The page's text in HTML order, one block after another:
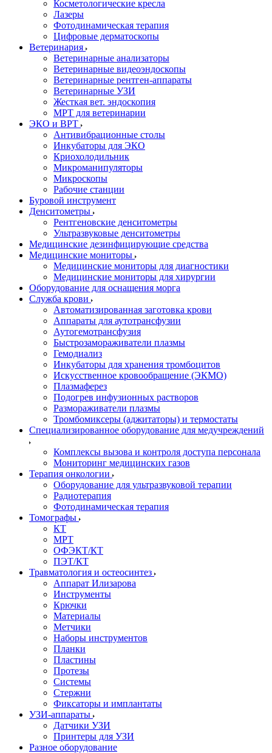
Косметологические кресла
Лазеры
Фотодинамическая терапия
Цифровые дерматоскопы
Ветеринария
Ветеринарные анализаторы
Ветеринарные видеоэндоскопы
Ветеринарные рентген-аппараты
Ветеринарные УЗИ
Жесткая вет. эндоскопия
МРТ для ветеринарии
ЭКО и ВРТ
Антивибрационные столы
Инкубаторы для ЭКО
Криохолодильник
Микроманипуляторы
Микроскопы
Рабочие станции
Буровой инструмент
Денситометры
Рентгеновские денситометры
Ультразвуковые денситометры
Медицинские дезинфицирующие средства
Медицинские мониторы
Медицинские мониторы для диагностики
Медицинские мониторы для хирургии
Оборудование для оснащения морга
Служба крови
Автоматизированная заготовка крови
Аппараты для аутотрансфузии
Аутогемотрансфузия
Быстрозамораживатели плазмы
Гемодиализ
Инкубаторы для хранения тромбоцитов
Искусственное кровообращение (ЭКМО)
Плазмаферез
Подогрев инфузионных растворов
Размораживатели плазмы
Тромбомиксеры (аджитаторы) и термостаты
Специализированное оборудование для медучреждений
Комплексы вызова и контроля доступа персонала
Мониторинг медицинских газов
Терапия онкологии
Оборудование для ультразвуковой терапии
Радиотерапия
Фотодинамическая терапия
Томографы
КТ
МРТ
ОФЭКТ/КТ
ПЭТ/КТ
Травматология и остеосинтез
Аппарат Илизарова
Инструменты
Крючки
Материалы
Метчики
Наборы инструментов
Планки
Пластины
Протезы
Системы
Стержни
Фиксаторы и имплантаты
УЗИ-аппараты
Датчики УЗИ
Принтеры для УЗИ
Разное оборудование